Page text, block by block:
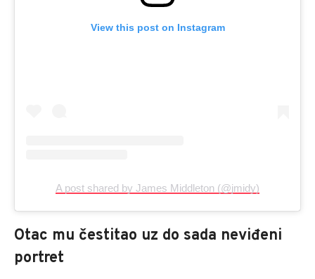
View this post on Instagram
A post shared by James Middleton (@jmidy)
Otac mu čestitao uz do sada neviđeni
portret